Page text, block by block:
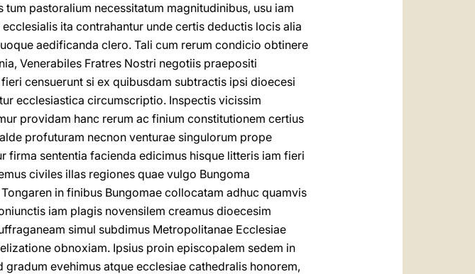
pastoralium necessitatum magnitudinibus, usu iam
ita contrahantur unde certis deductis locis alia
aedificanda clero. Tali cum rerum condicio obtinere
Venerabiles Fratres Nostri negotiis praepositi
censuerunt si ex quibusdam subtractis ipsi dioecesi
ecclesiastica circumscriptio. Inspectis vicissim
providam hanc rerum ac finium constitutionem certius
profuturam necnon venturae singulorum prope
sententia facienda edicimus hisque litteris iam fieri
civiles illas regiones quae vulgo Bungoma
in finibus Bungomae collocatam adhuc quamvis
iam plagis novensilem creamus dioecesim
simul subdimus Metropolitanae Ecclesiae
obnoxiam. Ipsius proin episcopalem sedem in
evehimus atque ecclesiae cathedralis honorem,